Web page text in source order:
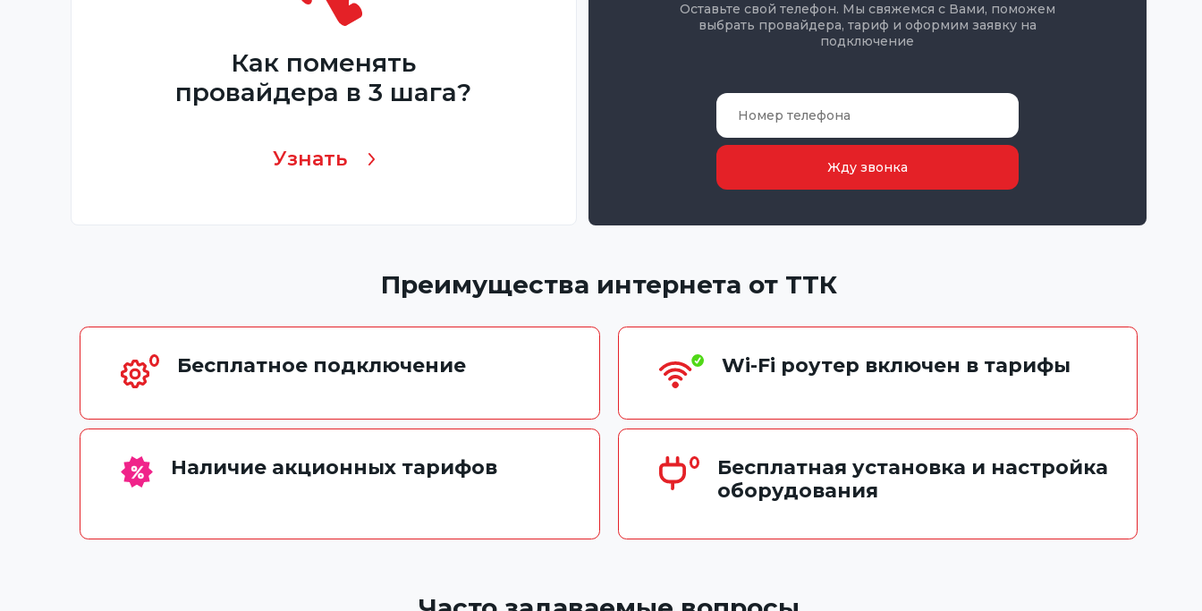
Как поменять
провайдера в 3 шага?
Узнать
Оставьте свой телефон. Мы свяжемся с Вами, поможем
выбрать провайдера, тариф и оформим заявку на
подключение
Жду звонка
Преимущества интернета от ТТК
Бесплатное подключение Wi-Fi роутер включен в тарифы
Наличие акционных тарифов
Бесплатная установка и настройка
оборудования